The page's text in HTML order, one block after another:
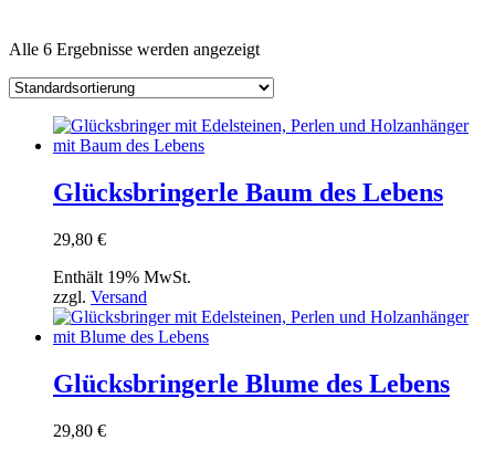
Alle 6 Ergebnisse werden angezeigt
Glücksbringerle Baum des Lebens
29,80 €
Enthält 19% MwSt.
zzgl. Versand
Glücksbringerle Blume des Lebens
29,80 €